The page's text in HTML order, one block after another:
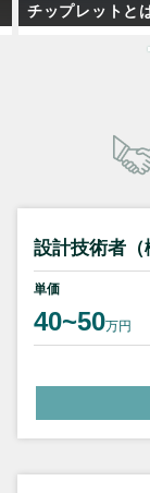
表面処理とは？
設計技術者（
単価
40~50万円